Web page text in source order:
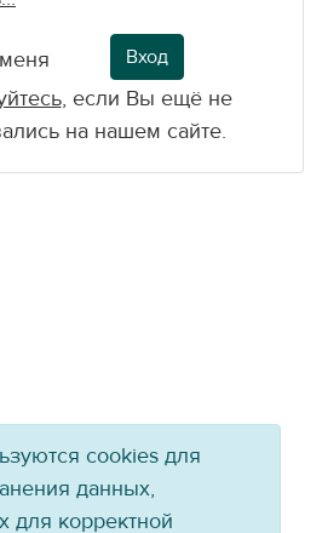
Вход
, если Вы ещё не
на нашем сайте.
cookies для
данных,
для корректной